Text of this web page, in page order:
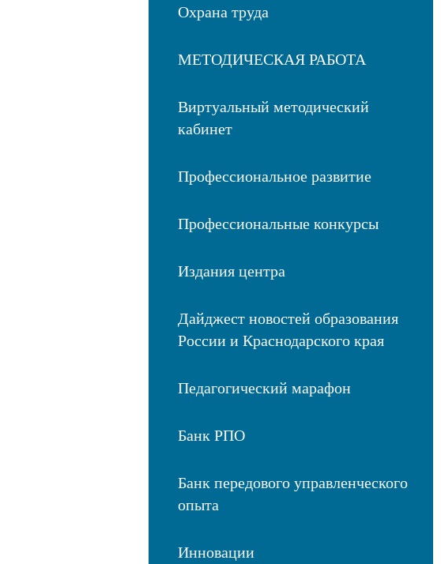
Охрана труда
МЕТОДИЧЕСКАЯ РАБОТА
Виртуальный методический
кабинет
Профессиональное развитие
Профессиональные конкурсы
Издания центра
Дайджест новостей образования
России и Краснодарского края
Педагогический марафон
Банк РПО
Банк передового управленческого
опыта
Инновации